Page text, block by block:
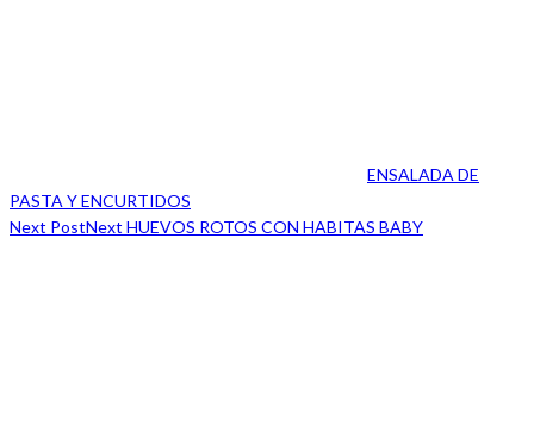
ENSALADA DE
PASTA Y ENCURTIDOS
Next PostNext HUEVOS ROTOS CON HABITAS BABY